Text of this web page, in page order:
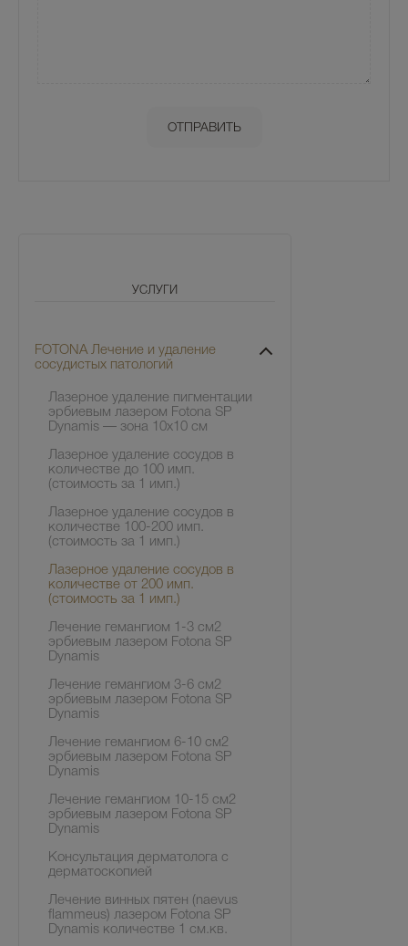
УСЛУГИ
FOTONA Лечение и удаление
сосудистых патологий
Лазерное удаление пигментации
эрбиевым лазером Fotona SP
Dynamis — зона 10х10 см
Лазерное удаление сосудов в
количестве до 100 имп.
(стоимость за 1 имп.)
Лазерное удаление сосудов в
количестве 100-200 имп.
(стоимость за 1 имп.)
Лазерное удаление сосудов в
количестве от 200 имп.
(стоимость за 1 имп.)
Лечение гемангиом 1-3 см2
эрбиевым лазером Fotona SP
Dynamis
Лечение гемангиом 3-6 см2
эрбиевым лазером Fotona SP
Dynamis
Лечение гемангиом 6-10 см2
эрбиевым лазером Fotona SP
Dynamis
Лечение гемангиом 10-15 см2
эрбиевым лазером Fotona SP
Dynamis
Консультация дерматолога с
дерматоскопией
Лечение винных пятен (naevus
flammeus) лазером Fotona SP
Dynamis количестве 1 см.кв.